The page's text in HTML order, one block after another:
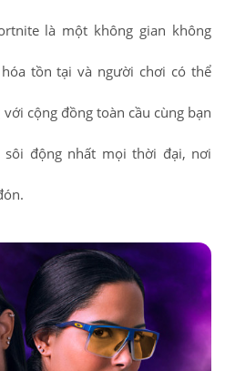
là một không gian không
tồn tại và người chơi có thể
cộng đồng toàn cầu cùng bạn
động nhất mọi thời đại, nơi